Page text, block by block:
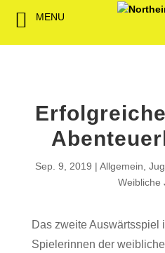
Sep. 9, 2019 Allgemein ,
Weibliche
Das zweite Auswärtsspiel
Spielerinnen der
MENU
Back
Spielbetrieb
Back
Hallenheft
Back
Back
FWD
Kooperationen